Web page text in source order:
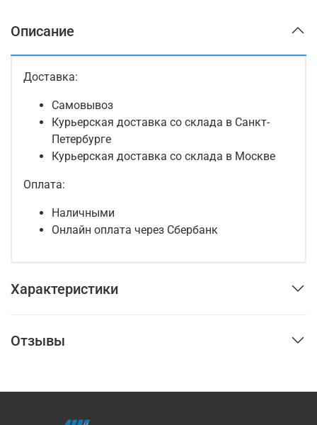
Описание
Доставка:
Самовывоз
Курьерская доставка со склада в Санкт-
Петербурге
Курьерская доставка со склада в Москве
Оплата:
Наличными
Онлайн оплата через Сбербанк
Характеристики
Отзывы